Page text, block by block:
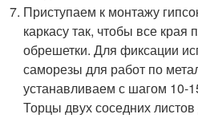
Приступаем к монтажу
каркасу так, чтобы все
обрешетки. Для фиксации
саморезы для работ по
устанавливаем с шагом 10-
Торцы двух соседних